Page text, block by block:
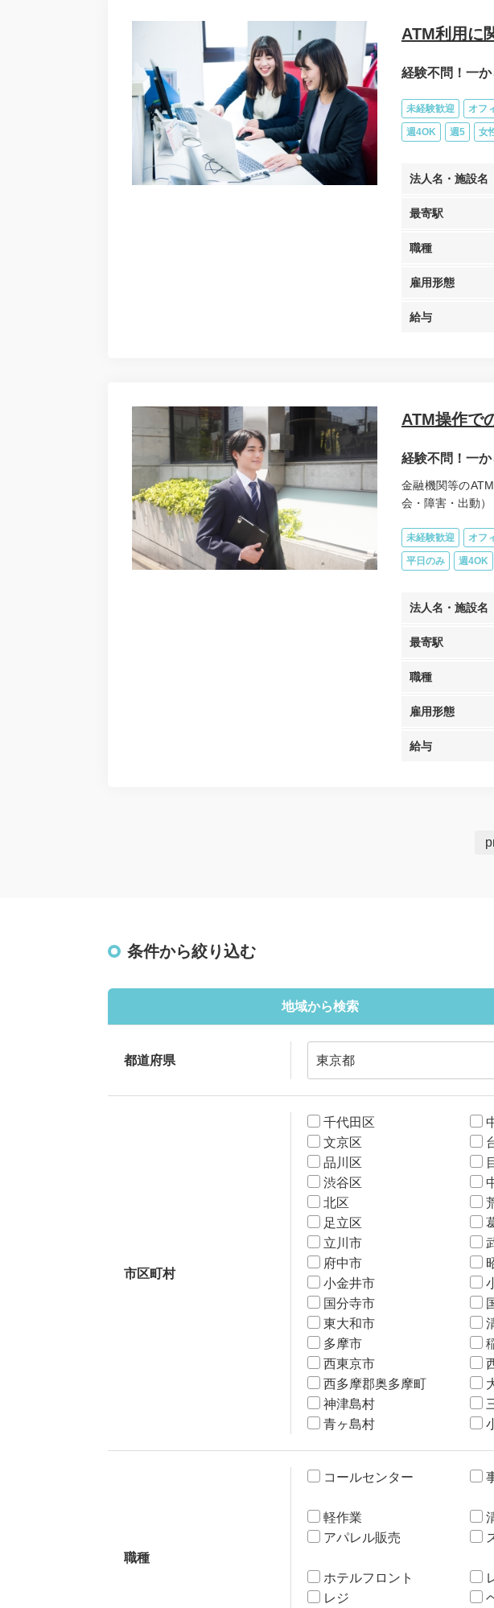
ATM利用に
経験不問！一
未経験歓迎 オフ
週4OK 週5 女
法人名・施設名
最寄駅
職種
雇用形態
給与
ATM操作で
経験不問！一
金融機関等の
会・障害・出動）
未経験歓迎 オフ
平日のみ 週4OK
法人名・施設名
最寄駅
職種
雇用形態
給与
条件から絞り込む
地域から検索
都道府県
市区町村
千代田区
文京区
品川区
渋谷区
北区
足立区
立川市
府中市
小金井市
国分寺市
東大和市
多摩市
西東京市
西多摩郡奥多摩町
神津島村
青ヶ島村
職種
コールセンター
軽作業
アパレル販売
ホテルフロント
レジ